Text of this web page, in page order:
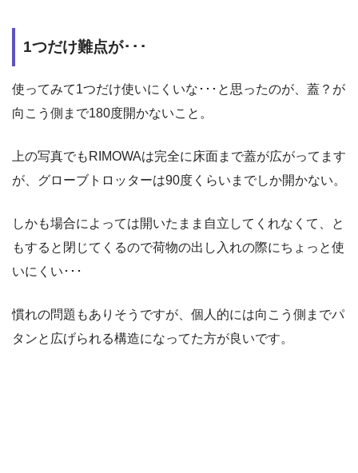
1つだけ難点が･･･
使ってみて1つだけ使いにくいな･･･と思ったのが、蓋？が
向こう側まで180度開かないこと。
上の写真でもRIMOWAは完全に床面まで蓋が広がってます
が、グローブトロッターは90度くらいまでしか開かない。
しかも場合によっては開いたまま自立してくれなくて、と
もすると閉じてくるので荷物の出し入れの際にちょっと使
いにくい･･･
慣れの問題もありそうですが、個人的には向こう側までパ
タンと広げられる構造になってた方が良いです。